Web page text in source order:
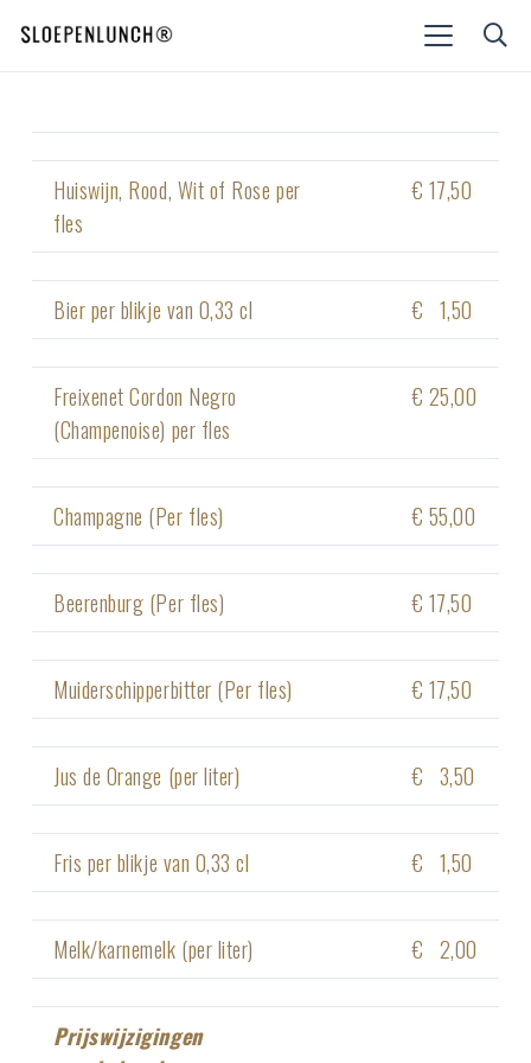
Huiswijn, Rood, Wit of Rose per
fles
€ 17,50
Bier per blikje van 0,33 cl € 1,50
Freixenet Cordon Negro
(Champenoise) per fles
€ 25,00
Champagne (Per fles) € 55,00
Beerenburg (Per fles) € 17,50
Muiderschipperbitter (Per fles) € 17,50
Jus de Orange (per liter) € 3,50
Fris per blikje van 0,33 cl € 1,50
Melk/karnemelk (per liter) € 2,00
Prijswijzigingen